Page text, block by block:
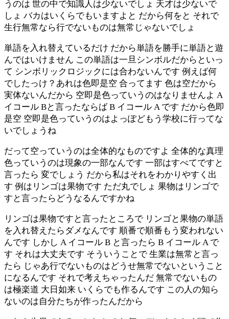
うのは 世の中で知識人は少ないでしょ 天才は少ないで
しょ バカはいくらでもいますよと だから何をと それで
生行無常なら行でないものは無常じゃないでしょ
単語を入れ替えているだけ だから単語を勝手に単語と遊
んではいけません この単語は一旦シンボルだからといっ
て シンボリックロジックには合わないんです 例えば何
でしたっけ？あれは色即是空 合ってます 色は空だから
実体ないんだから 空即是色っていうのはなりませんよ A
イコール Bと言ったならば B イコール A です だから色即
是空 空即是色っていうのはよっぽどもう学校に行ってな
いでしょうね
だって空っていうのは全体的なものですよ 全体的な真理
色っていうのは現象の一部なんです 一部はすべてですと
言ったら 変でしょう だから私はそれをわかりやすく出
す 例はリンゴは果物です ただ丸でしょ 果物はリンゴで
すと言ったらどうなるんですかね
リンゴは果物ですと言ったところで リンゴと果物の単語
を入れ替えたらダメなんです 順番で順番もう変われない
んです しかし A イコール B と言ったら B イコール A で
す それは大丈夫です そういうことで 生業は無常と言っ
たら じゃあ行でないものはどうせ無常でないということ
になるんです それで考えちゃったんだ 無常でないもの
は極楽道 大日如来 いくらでも作るんです この人の知ら
ないのは自分たちが作ったんだから